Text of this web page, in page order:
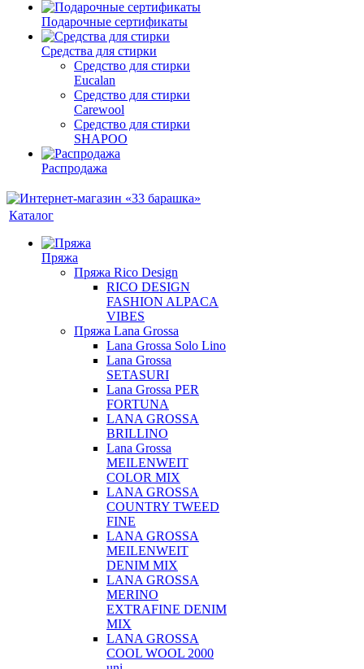
Подарочные сертификаты
Средства для стирки
Средство для стирки
Eucalan
Средство для стирки
Carewool
Средство для стирки
SHAPOO
Распродажа
Каталог
Пряжа
Пряжа Rico Design
RICO DESIGN
FASHION ALPACA
VIBES
Пряжа Lana Grossa
Lana Grossa Solo Lino
Lana Grossa
SETASURI
Lana Grossa PER
FORTUNA
LANA GROSSA
BRILLINO
Lana Grossa
MEILENWEIT
COLOR MIX
LANA GROSSA
COUNTRY TWEED
FINE
LANA GROSSA
MEILENWEIT
DENIM MIX
LANA GROSSA
MERINO
EXTRAFINE DENIM
MIX
LANA GROSSA
COOL WOOL 2000